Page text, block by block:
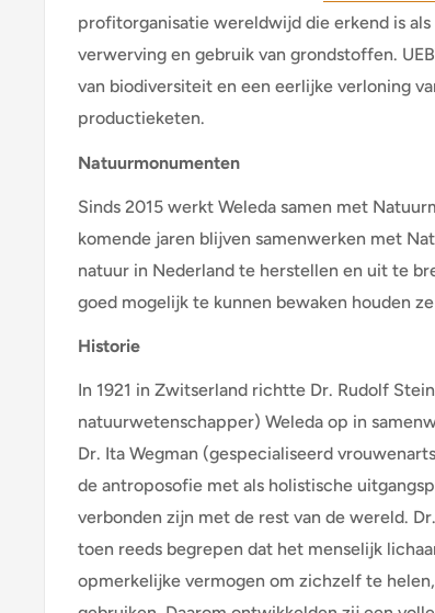
profitorganisatie wereldwijd die erkend is
verwerving en gebruik van grondstoffen.
van biodiversiteit en een eerlijke verloning
productieketen.
Natuurmonumenten
Sinds 2015 werkt Weleda samen met
komende jaren blijven samenwerken met
natuur in Nederland te herstellen en uit te
goed mogelijk te kunnen bewaken houden
Historie
In 1921 in Zwitserland richtte Dr. Rudolf
natuurwetenschapper) Weleda op in
Dr. Ita Wegman (gespecialiseerd
de antroposofie met als holistische
verbonden zijn met de rest van de wereld.
toen reeds begrepen dat het menselijk
opmerkelijke vermogen om zichzelf te